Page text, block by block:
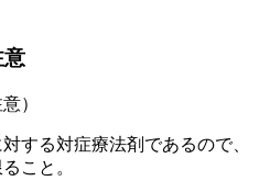
意
）
する対症療法剤であるので、
こと。